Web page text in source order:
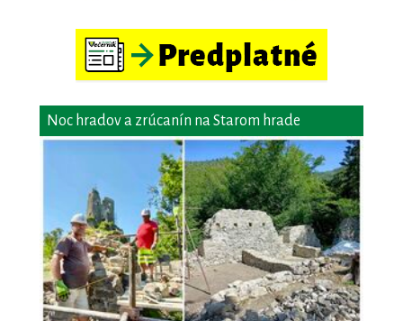
Noc hradov a zrúcanín na Starom hrade